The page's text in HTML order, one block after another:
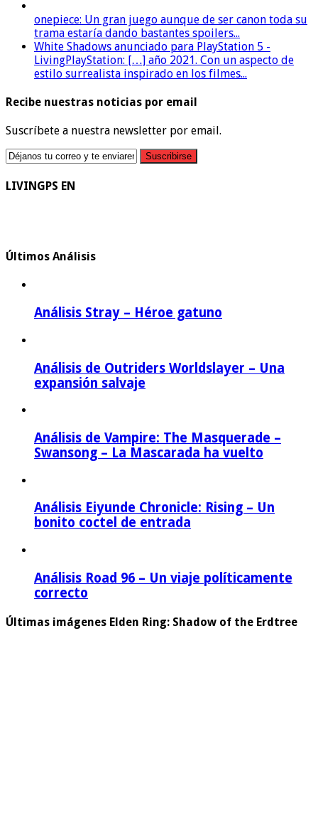
onepiece: Un gran juego aunque de ser canon toda su
trama estaría dando bastantes spoilers...
White Shadows anunciado para PlayStation 5 -
LivingPlayStation: […] año 2021. Con un aspecto de
estilo surrealista inspirado en los filmes...
Recibe nuestras noticias por email
Suscríbete a nuestra newsletter por email.
LIVINGPS EN
Últimos Análisis
Análisis Stray – Héroe gatuno
Análisis de Outriders Worldslayer – Una
expansión salvaje
Análisis de Vampire: The Masquerade –
Swansong – La Mascarada ha vuelto
Análisis Eiyunde Chronicle: Rising – Un
bonito coctel de entrada
Análisis Road 96 – Un viaje políticamente
correcto
Últimas imágenes Elden Ring: Shadow of the Erdtree